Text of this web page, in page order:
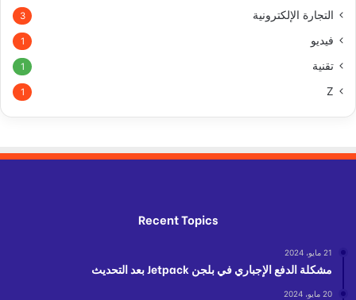
التجارة الإلكترونية 3
فيديو 1
تقنية 1
Z
1
Recent Topics
21 مايو، 2024
مشكلة الدفع الإجباري في بلجن Jetpack بعد التحديث
20 مايو، 2024